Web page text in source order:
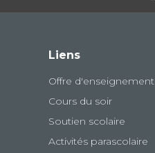
Liens
Offre d'enseignement
Cours du soir
Soutien scolaire
Activités parascolaire